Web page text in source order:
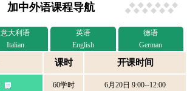
加中外语课程导航
意大利语
Italian
英语
English
德语
German
课时 开课时间
60学时 6月20日 9:00--12:00